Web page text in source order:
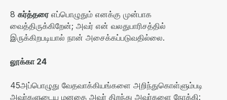
8 கர்த்தரைஎப்பொழுதும் எனக்கு முன்பாக
வைத்திருக்கிறேன்; அவர் என் வலதுபாரிசத்தில்
இருக்கிறபடியால் நான் அசைக்கப்படுவதில்லை.
லூக்கா24
45அப்பொழுது வேதவாக்கியங்களை அறிந்துகொள்ளும்படி
அவர்களுடைய மனதை அவர் திறந்து அவர்களை நோக்கி: